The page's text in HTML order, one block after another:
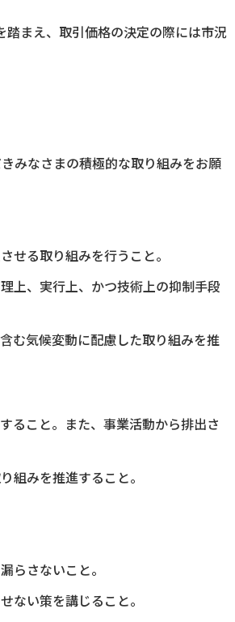
まえ、取引価格の決定の際には市況
みなさまの積極的な取り組みをお願
せる取り組みを行うこと。
上、実行上、かつ技術上の抑制手段
む気候変動に配慮した取り組みを推
ること。また、事業活動から排出さ
組みを推進すること。
らさないこと。
ない策を講じること。